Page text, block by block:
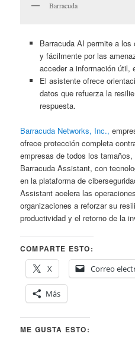
Barracuda
Barracuda AI permite a
y fácilmente por las
acceder a información útil,
El asistente ofrece
datos que refuerza la
respuesta.
Barracuda Networks, Inc.,
ofrece protección completa
empresas de todos los
Barracuda Assistant, con
en la plataforma de
Assistant acelera las
organizaciones a reforzar su
productividad y el retorno de la
COMPARTE ESTO:
X
Correo
Más
ME GUSTA ESTO: